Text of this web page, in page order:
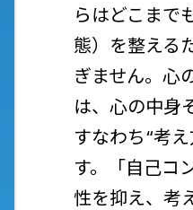
らはどこまで
態）を整える
ぎません。心
は、心の中身
すなわち“考
す。「自己コ
性を抑え、考